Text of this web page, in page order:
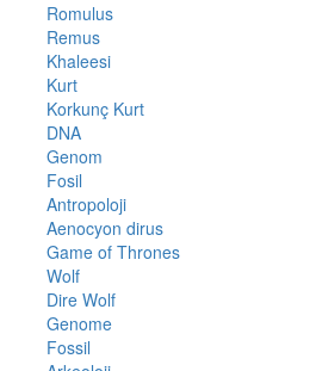
Romulus
Remus
Khaleesi
Kurt
Korkunç Kurt
DNA
Genom
Fosil
Antropoloji
Aenocyon dirus
Game of Thrones
Wolf
Dire Wolf
Genome
Fossil